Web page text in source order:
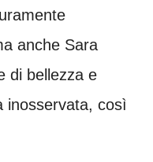
anche Sara
di bellezza e
inosservata, così